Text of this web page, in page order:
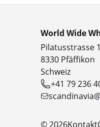
World Wide
Pilatusstrasse
8330 Pfäffikon
Schweiz
+41 79 236
© 2026Kontakt